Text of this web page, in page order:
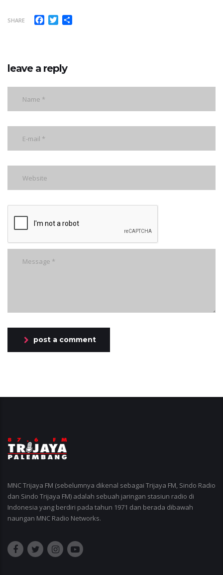
SHARE Facebook
Twitter
leave a reply
post a comment
MNC Trijaya FM (sebelumnya dikenal sebagai Trijaya FM, Sindo Radio
dan Sindo Trijaya FM) adalah sebuah jaringan stasiun radio di
Indonesia yang berdiri pada tahun 1971 dan berada dibawah
naungan MNC Radio Networks.